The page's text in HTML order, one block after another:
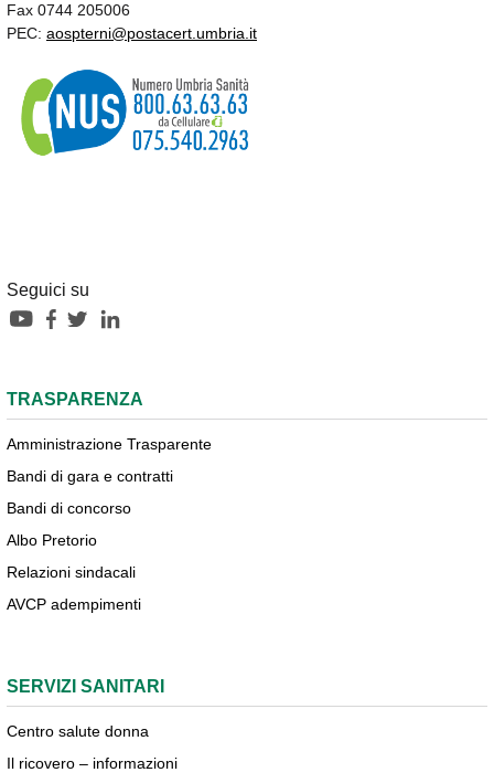
Fax 0744 205006
PEC: aospterni@postacert.umbria.it
Seguici su
TRASPARENZA
Amministrazione Trasparente
Bandi di gara e contratti
Bandi di concorso
Albo Pretorio
Relazioni sindacali
AVCP adempimenti
SERVIZI SANITARI
Centro salute donna
Il ricovero – informazioni